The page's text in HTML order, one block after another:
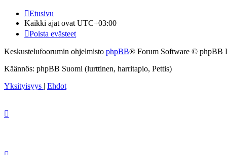
Etusivu
Kaikki ajat ovat UTC+03:00
Poista evästeet
Keskustelufoorumin ohjelmisto phpBB® Forum Software © phpBB
Käännös: phpBB Suomi (lurttinen, harritapio, Pettis)
Yksityisyys | Ehdot